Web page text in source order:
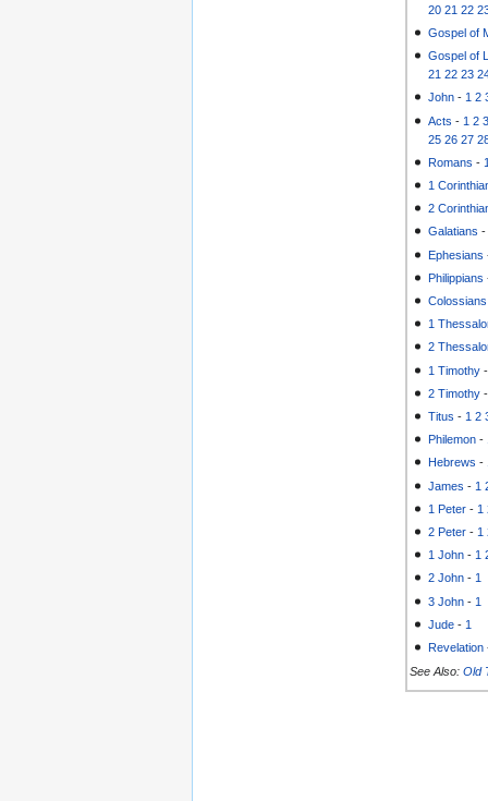
20 21 22
Gospel of
Gospel of
21 22 23
John - 1 2
Acts - 1 2
25 26 27
Romans -
1
2
Galatians
Ephesians
Philippians
Colossians
1
2
1 Timothy
2 Timothy
Titus - 1 2
Philemon -
Hebrews -
James - 1
1 Peter - 1
2 Peter - 1
1 John - 1
2 John -1
3 John - 1
Jude - 1
Revelation
See Also: Old